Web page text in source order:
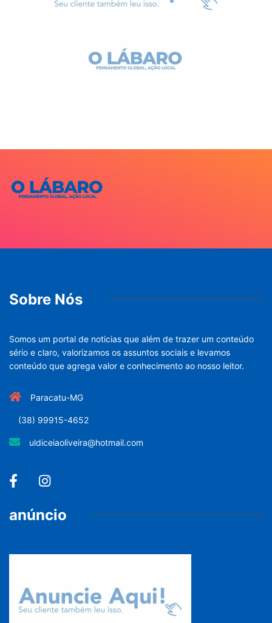
Sobre Nós
Somos um portal de noticias que além de trazer um conteúdo
sério e claro, valorizamos os assuntos sociais e levamos
conteúdo que agrega valor e conhecimento ao nosso leitor.
Paracatu-MG
(38) 99915-4652
uldiceiaoliveira@hotmail.com
anúncio